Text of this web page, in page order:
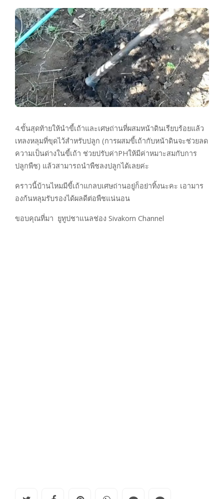
4.ขั้นสุดท้ายให้นำขี้เถ้าและเศษถ่านที่ผสมหน้าดินเรียบร้อยแล้ว
เทลงหลุมที่ขุดไว้สำหรับปลูก (การผสมขี้เถ้ากับหน้าดินจะช่วยลด
ความเป็นด่างในขี้เถ้า ช่วยปรับค่าPHให้มีค่าหมาะสมกับการ
ปลูกพืช) แล้วสามารถนำพืชลงปลูกได้เลยค่ะ
คราวนี้บ้านไหมมีขี้เถ้าแกลบเศษถ่านอยู่ก็อย่าทิ้งนะคะ เอามาร
องก้นหลุมรับรองได้ผลดีต่อพืชแน่นอน
ขอบคุณที่มา ยูทูปชาแนลช่อง Sivakorn Channel